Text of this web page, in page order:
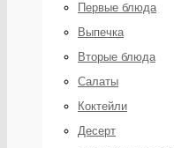
Первые блюда
Выпечка
Вторые блюда
Салаты
Коктейли
Десерт